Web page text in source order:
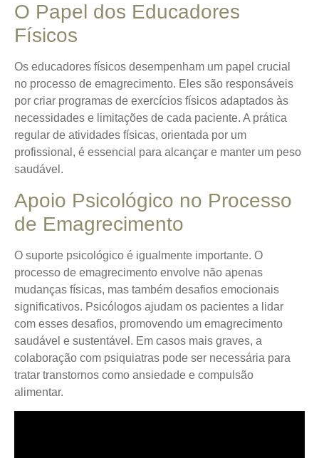
O Papel dos Educadores
Físicos
Os educadores físicos desempenham um papel crucial
no processo de emagrecimento. Eles são responsáveis
por criar programas de exercícios físicos adaptados às
necessidades e limitações de cada paciente. A prática
regular de atividades físicas, orientada por um
profissional, é essencial para alcançar e manter um peso
saudável.
Apoio Psicológico no Processo
de Emagrecimento
O suporte psicológico é igualmente importante. O
processo de emagrecimento envolve não apenas
mudanças físicas, mas também desafios emocionais
significativos. Psicólogos ajudam os pacientes a lidar
com esses desafios, promovendo um emagrecimento
saudável e sustentável. Em casos mais graves, a
colaboração com psiquiatras pode ser necessária para
tratar transtornos como ansiedade e compulsão
alimentar.